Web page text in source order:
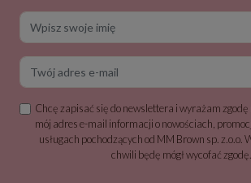
Chcę zapisać się do newslettera i wyrażam zgodę
mój adres e-mail informacji o nowościach,
usługach pochodzących od MM Brown sp. z.o.o.
chwili będę mógł wycofać zgodę.